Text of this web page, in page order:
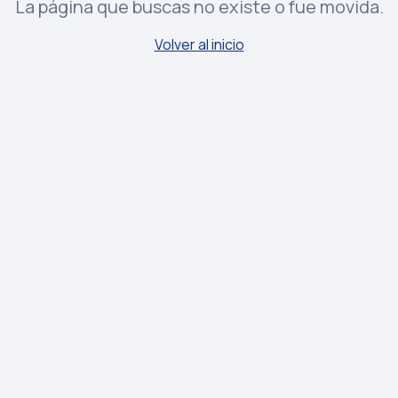
La página que buscas no existe o fue movida.
Volver al inicio